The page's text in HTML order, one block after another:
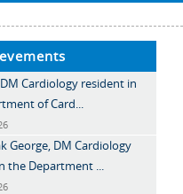
Cardiology resident in
of Card...
George, DM Cardiology
the Department ...